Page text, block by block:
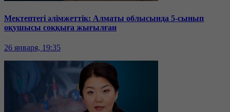
Мектептегі әлімжеттік: Алматы облысында 5-сынып
оқушысы соққыға жығылған
26 января, 19:35